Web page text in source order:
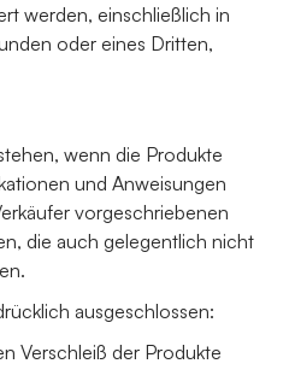
werden, einschließlich in
oder eines Dritten,
wenn die Produkte
und Anweisungen
vorgeschriebenen
die auch gelegentlich nicht
ausgeschlossen:
Verschleiß der Produkte